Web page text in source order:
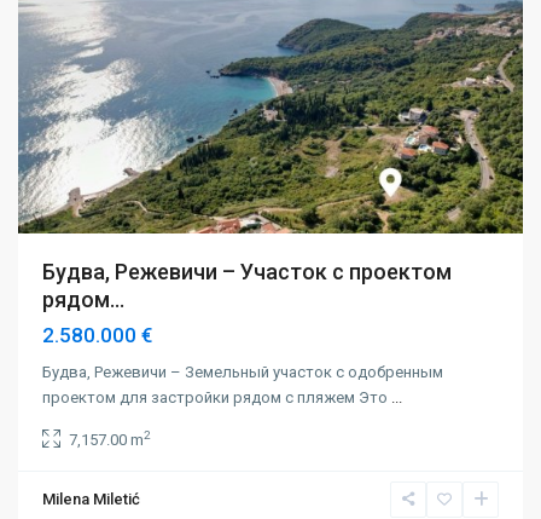
Будва, Режевичи – Участок с проектом
рядом...
2.580.000 €
Будва, Режевичи – Земельный участок с одобренным
проектом для застройки рядом с пляжем Это ...
7,157.00 m2
Milena Miletić
Будва,